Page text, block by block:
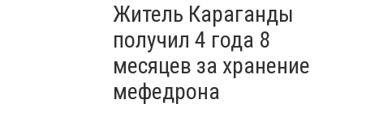
Житель Караганды
получил 4 года 8
месяцев за хранение
мефедрона